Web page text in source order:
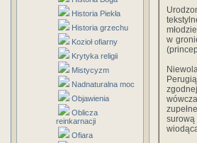
Historia Piekła
Historia grzechu
Kozioł ofiarny
Krytyka religii
Mistycyzm
Nadnaturalna moc
Objawienia
Oblicza
reinkarnacji
Ofiara
w